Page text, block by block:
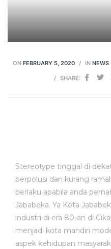
ON FEBRUARY 5, 2020 IN NEWS
SHARE:
Stereotype tinggal di
berpolusi dan kurang
berlaku apabila anda
Jababeka. Ya Kota
industri di era 80-an di
menjadi kota mandiri
aspek kehidupan